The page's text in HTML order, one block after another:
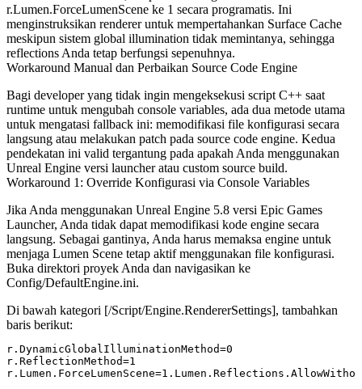
r.Lumen.ForceLumenScene ke 1 secara programatis. Ini
menginstruksikan renderer untuk mempertahankan Surface Cache
meskipun sistem global illumination tidak memintanya, sehingga
reflections Anda tetap berfungsi sepenuhnya.
Workaround Manual dan Perbaikan Source Code Engine
Bagi developer yang tidak ingin mengeksekusi script C++ saat
runtime untuk mengubah console variables, ada dua metode utama
untuk mengatasi fallback ini: memodifikasi file konfigurasi secara
langsung atau melakukan patch pada source code engine. Kedua
pendekatan ini valid tergantung pada apakah Anda menggunakan
Unreal Engine versi launcher atau custom source build.
Workaround 1: Override Konfigurasi via Console Variables
Jika Anda menggunakan Unreal Engine 5.8 versi Epic Games
Launcher, Anda tidak dapat memodifikasi kode engine secara
langsung. Sebagai gantinya, Anda harus memaksa engine untuk
menjaga Lumen Scene tetap aktif menggunakan file konfigurasi.
Buka direktori proyek Anda dan navigasikan ke
Config/DefaultEngine.ini.
Di bawah kategori [/Script/Engine.RendererSettings], tambahkan
baris berikut:
r.DynamicGlobalIlluminationMethod=0
r.ReflectionMethod=1